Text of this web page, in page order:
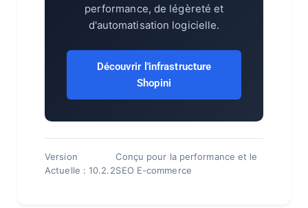
performance, de légèreté et
d'automatisation logicielle.
Découvrir l'infrastructure
Shopini
Version
Actuelle : 10.2.2
Conçu pour la performance et le
SEO E-commerce